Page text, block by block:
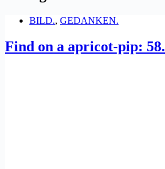
BILD., GEDANKEN.
Find on a apricot-pip: 58.